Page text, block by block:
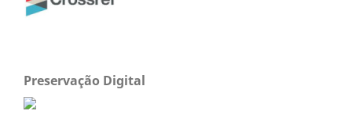
Preservação Digital